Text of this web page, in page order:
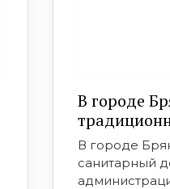
В городе
В городе
санитарный